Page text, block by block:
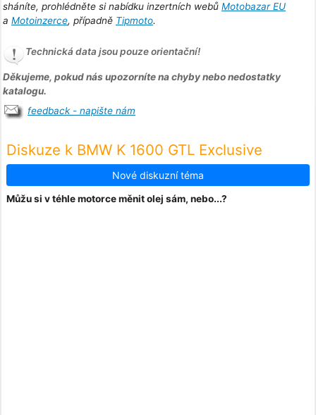
sháníte, prohlédněte si nabídku inzertních webů Motobazar EU
a Motoinzerce, případně Tipmoto.
Technická data jsou pouze orientační!
Děkujeme, pokud nás upozorníte na chyby nebo nedostatky
katalogu.
feedback - napište nám
Diskuze k BMW K 1600 GTL Exclusive
Nové diskuzní téma
Můžu si v téhle motorce měnit olej sám, nebo...?